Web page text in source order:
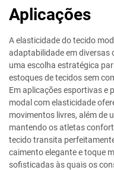
Aplicações
A elasticidade do tecido
adaptabilidade em
uma escolha estratégica
estoques de tecidos sem
Em aplicações esportivas e
modal com elasticidade
movimentos livres, além de
mantendo os atletas
tecido transita
caimento elegante e toque
sofisticadas às quais os